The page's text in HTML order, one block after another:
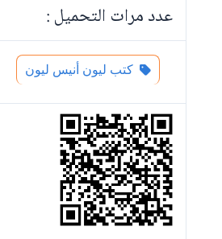
عدد مرات التحميل :
كتب ليون أنيس ليون